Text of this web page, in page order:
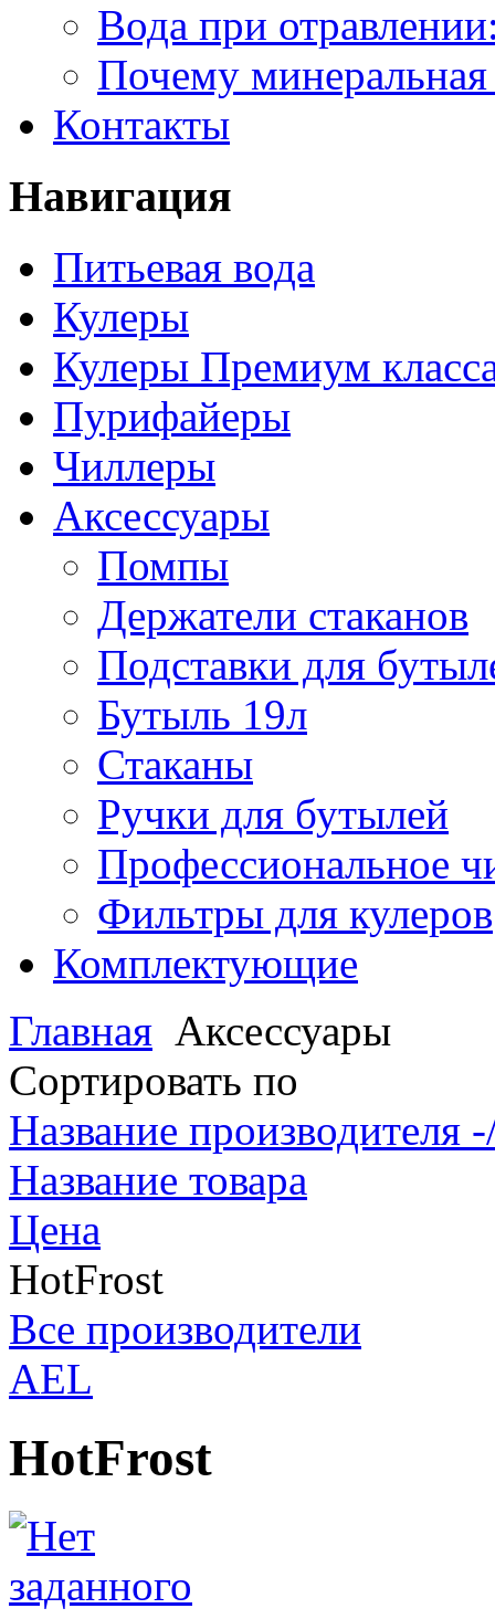
Вода при
Почему
Контакты
Навигация
Питьевая вода
Кулеры
Кулеры Премиум
Пурифайеры
Чиллеры
Аксессуары
Помпы
Держатели стаканов
Подставки для
Бутыль 19л
Стаканы
Ручки для бутылей
Профессиональное
Фильтры для кулеров
Комплектующие
Главная Аксессуары
Сортировать по
Название производителя
Название товара
Цена
HotFrost
Все производители
AEL
HotFrost